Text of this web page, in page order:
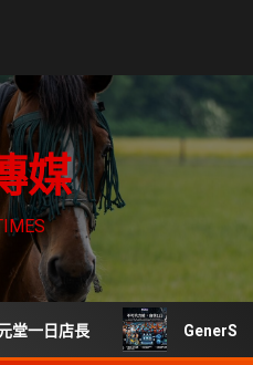
媒
長 GenerStand 擬推